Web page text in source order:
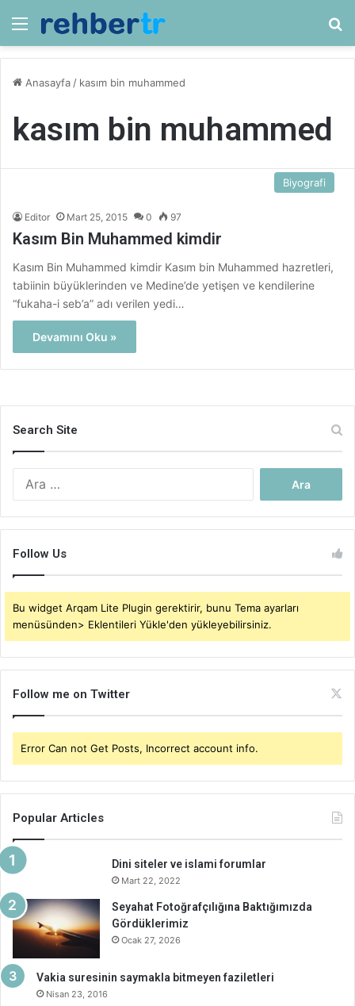
Menü
Anasayfa / kasım bin muhammed
kasım bin muhammed
Biyografi
Editor Mart 25, 2015 0 97
Kasım Bin Muhammed kimdir
Kasım Bin Muhammed kimdir Kasım bin Muhammed hazretleri,
tabiinin büyüklerinden ve Medine’de yetişen ve kendilerine
“fukaha-i seb’a” adı verilen yedi…
Devamını Oku »
Search Site
Follow Us
Bu widget Arqam Lite Plugin gerektirir, bunu Tema ayarları
menüsünden> Eklentileri Yükle'den yükleyebilirsiniz.
Follow me on Twitter
Error Can not Get Posts, Incorrect account info.
Popular Articles
Dini siteler ve islami forumlar
Mart 22, 2022
Seyahat Fotoğrafçılığına Baktığımızda
Gördüklerimiz
Ocak 27, 2026
Vakia suresinin saymakla bitmeyen faziletleri
Nisan 23, 2016